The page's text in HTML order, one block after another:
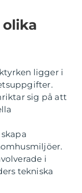
ligger i
sig på att
i
tekniska